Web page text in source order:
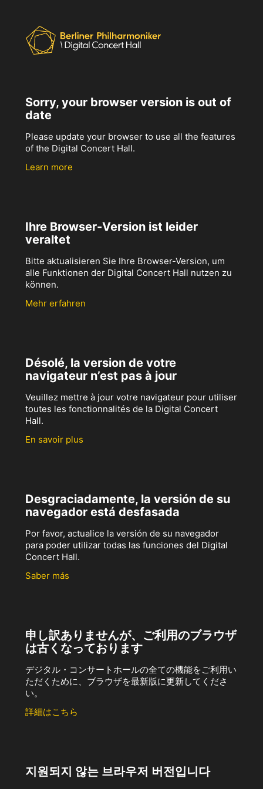
Sorry, your browser version is out of
date
Please update your browser to use all the features
of the Digital Concert Hall.
Learn more
Ihre Browser-Version ist leider
veraltet
Bitte aktualisieren Sie Ihre Browser-Version, um
alle Funktionen der Digital Concert Hall nutzen zu
können.
Mehr erfahren
Désolé, la version de votre
navigateur n’est pas à jour
Veuillez mettre à jour votre navigateur pour utiliser
toutes les fonctionnalités de la Digital Concert
Hall.
En savoir plus
Desgraciadamente, la versión de su
navegador está desfasada
Por favor, actualice la versión de su navegador
para poder utilizar todas las funciones del Digital
Concert Hall.
Saber más
申し訳ありませんが、ご利用のブラウザ
は古くなっております
デジタル・コンサートホールの全ての機能をご利用い
ただくために、ブラウザを最新版に更新してくださ
い。
詳細はこちら
지원되지 않는 브라우저 버전입니다